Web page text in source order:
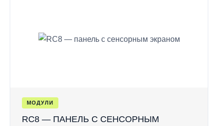
МОДУЛИ
RC8 — ПАНЕЛЬ С СЕНСОРНЫМ